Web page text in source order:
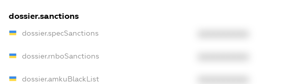
dossier.sanctions
dossier.specSanctions
dossier.rnboSanctions
dossier.amkuBlackList